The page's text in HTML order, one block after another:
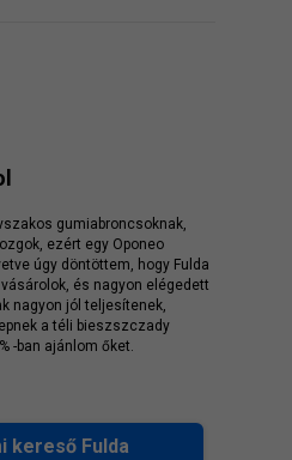
gumiabroncsoknak,
ezért egy Oponeo
úgy döntöttem, hogy Fulda
és nagyon elégedett
nagyon jól teljesítenek,
a téli bieszszczady
-ban ajánlom őket.
kereső Fulda